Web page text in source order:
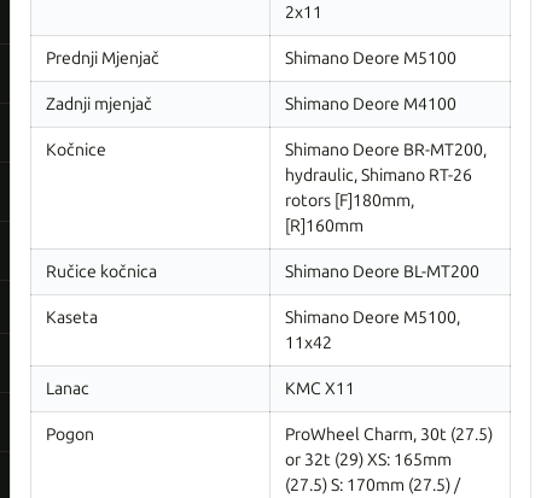
2x11
Prednji Mjenjač Shimano Deore M5100
Zadnji mjenjač Shimano Deore M4100
Kočnice
Shimano Deore BR-MT200,
hydraulic, Shimano RT-26
rotors [F]180mm,
[R]160mm
Ručice kočnica Shimano Deore BL-MT200
Kaseta
Shimano Deore M5100,
11x42
Lanac KMC X11
Pogon
ProWheel Charm, 30t (27.5)
or 32t (29) XS: 165mm
(27.5) S: 170mm (27.5) /